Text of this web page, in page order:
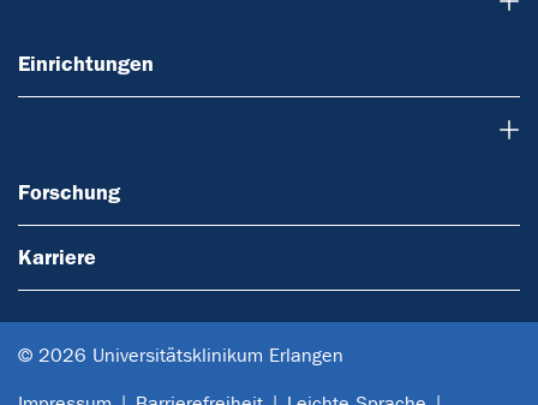
Einrichtungen
Forschung
Karriere
© 2026 Universitätsklinikum Erlangen